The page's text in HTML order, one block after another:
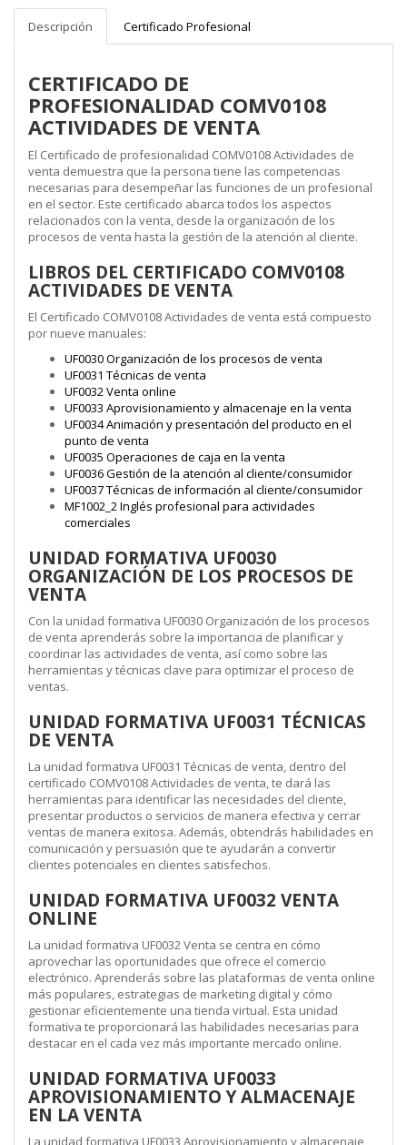
Descripción Certificado Profesional
CERTIFICADO DE
PROFESIONALIDAD COMV0108
ACTIVIDADES DE VENTA
El Certificado de profesionalidad COMV0108 Actividades de
venta demuestra que la persona tiene las competencias
necesarias para desempeñar las funciones de un profesional
en el sector. Este certificado abarca todos los aspectos
relacionados con la venta, desde la organización de los
procesos de venta hasta la gestión de la atención al cliente.
LIBROS DEL CERTIFICADO COMV0108
ACTIVIDADES DE VENTA
El Certificado COMV0108 Actividades de venta está compuesto
por nueve manuales:
UF0030 Organización de los procesos de venta
UF0031 Técnicas de venta
UF0032 Venta online
UF0033 Aprovisionamiento y almacenaje en la venta
UF0034 Animación y presentación del producto en el
punto de venta
UF0035 Operaciones de caja en la venta
UF0036 Gestión de la atención al cliente/consumidor
UF0037 Técnicas de información al cliente/consumidor
MF1002_2 Inglés profesional para actividades
comerciales
UNIDAD FORMATIVA UF0030
ORGANIZACIÓN DE LOS PROCESOS DE
VENTA
Con la unidad formativa UF0030 Organización de los procesos
de venta aprenderás sobre la importancia de planificar y
coordinar las actividades de venta, así como sobre las
herramientas y técnicas clave para optimizar el proceso de
ventas.
UNIDAD FORMATIVA UF0031 TÉCNICAS
DE VENTA
La unidad formativa UF0031 Técnicas de venta, dentro del
certificado COMV0108 Actividades de venta, te dará las
herramientas para identificar las necesidades del cliente,
presentar productos o servicios de manera efectiva y cerrar
ventas de manera exitosa. Además, obtendrás habilidades en
comunicación y persuasión que te ayudarán a convertir
clientes potenciales en clientes satisfechos.
UNIDAD FORMATIVA UF0032 VENTA
ONLINE
La unidad formativa UF0032 Venta se centra en cómo
aprovechar las oportunidades que ofrece el comercio
electrónico. Aprenderás sobre las plataformas de venta online
más populares, estrategias de marketing digital y cómo
gestionar eficientemente una tienda virtual. Esta unidad
formativa te proporcionará las habilidades necesarias para
destacar en el cada vez más importante mercado online.
UNIDAD FORMATIVA UF0033
APROVISIONAMIENTO Y ALMACENAJE
EN LA VENTA
La unidad formativa UF0033 Aprovisionamiento y almacenaje